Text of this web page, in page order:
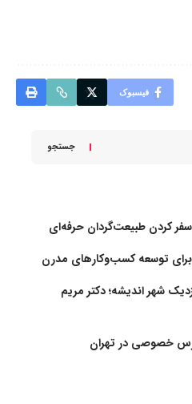
فیسبوک
جستجو
کردن طبیعت‌گردان حرفه‌ای
برای توسعه کسب‌وکارهای مدرن
شهر اندیشه؛ دکتر مریم
خصوصی در تهران